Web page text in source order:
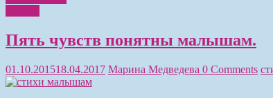
Пять чувств понятны малышам.
01.10.201518.04.2017 Марина Медведева 0 Comments